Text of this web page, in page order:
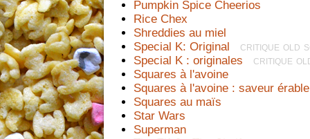
Pumpkin Spice Cheerios
Rice Chex
Shreddies au miel
Special K: Original
critique old
Special K : originales
critique
Squares à l'avoine
Squares à l'avoine : saveur
Squares au maïs
Star Wars
Superman